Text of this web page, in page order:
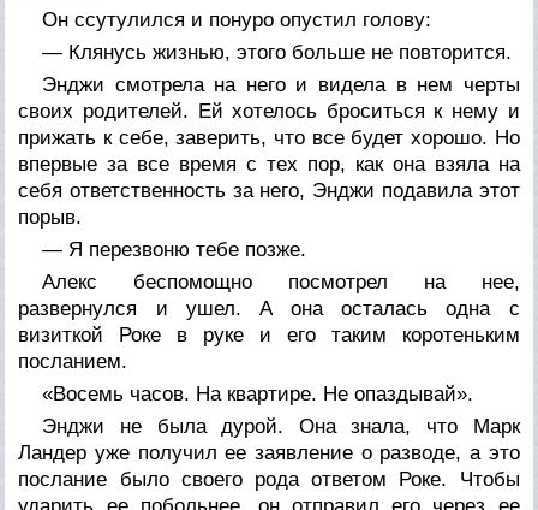
Он ссутулился и понуро опустил голову:
— Клянусь жизнью, этого больше не повторится.
Энджи смотрела на него и видела в нем черты
своих родителей. Ей хотелось броситься к нему и
прижать к себе, заверить, что все будет хорошо. Но
впервые за все время с тех пор, как она взяла на
себя ответственность за него, Энджи подавила этот
порыв.
— Я перезвоню тебе позже.
Алекс беспомощно посмотрел на нее,
развернулся и ушел. А она осталась одна с
визиткой Роке в руке и его таким коротеньким
посланием.
«Восемь часов. На квартире. Не опаздывай».
Энджи не была дурой. Она знала, что Марк
Ландер уже получил ее заявление о разводе, а это
послание было своего рода ответом Роке. Чтобы